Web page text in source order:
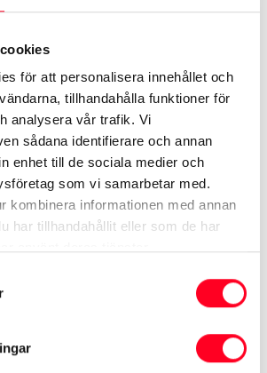
för att personalisera innehållet och
tillhandahålla funktioner för
analysera vår trafik. Vi
sådana identifierare och annan
enhet till de sociala medier och
som vi samarbetar med.
kombinera informationen med annan
har tillhandahållit eller som de har
›
C-HR ›
C-HR ›